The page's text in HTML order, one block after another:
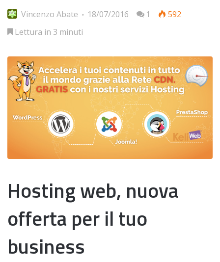
Vincenzo Abate 18/07/2016 1
592
Lettura in 3 minuti
Hosting web, nuova
offerta per il tuo
business